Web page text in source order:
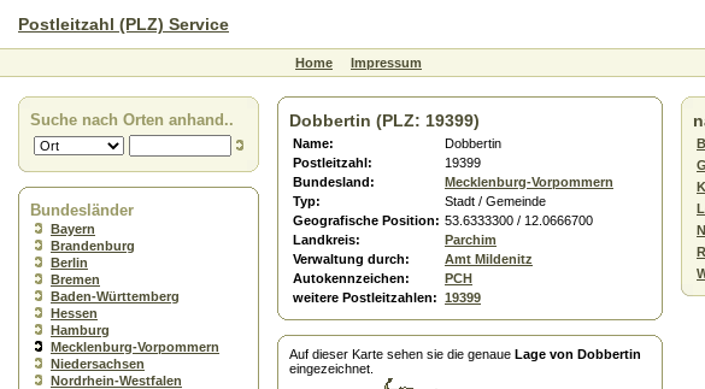
Postleitzahl (PLZ) Service
Home Impressum
Suche nach Orten anhand..
Bundesländer
Bayern
Brandenburg
Berlin
Bremen
Baden-Württemberg
Hessen
Hamburg
Mecklenburg-Vorpommern
Niedersachsen
Nordrhein-Westfalen
Dobbertin (PLZ: 19399)
Name:
Dobbertin
Postleitzahl:
19399
Bundesland:
Mecklenburg-Vorpommern
Typ:
Stadt / Gemeinde
Geografische Position: 53.6333300 / 12.0666700
Landkreis:
Parchim
Verwaltung durch:
Amt Mildenitz
Autokennzeichen:
PCH
weitere Postleitzahlen: 19399
Auf dieser Karte sehen sie die genaue Lage von Dobbertin
eingezeichnet.